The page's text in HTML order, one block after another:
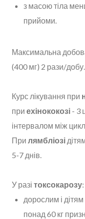
з масою тіла
прийоми.
Максимальна
(400 мг) 2 рази/добу.
Курс лікування при
при ехінококозі - 3
інтервалом між
При лямбліозі
5-7 днів.
У разі токсокарозу:
дорослим і дітям
понад 60 кг